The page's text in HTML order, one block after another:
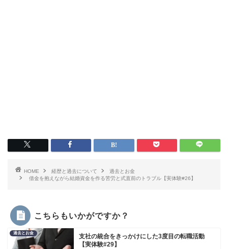
HOME 経歴と過去について
過去とお金
借金を抱えながら結婚資金を作る苦労と式直前のトラブル【実体験#26】
こちらもいかがですか？
過去とお金
支社の統合をきっかけにした3度目の転職活動
【実体験#29】